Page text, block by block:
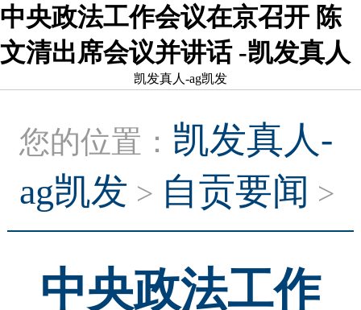
中央政法工作会议在京召开 陈
文清出席会议并讲话 -凯发真人
凯发真人-ag凯发
您的位置： 凯发真人-
ag凯发 > 自贡要闻 >
中央政法工作